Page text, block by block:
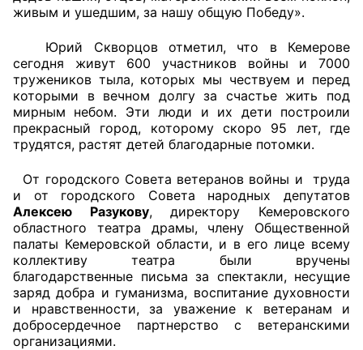
Экспертный совет ОП КО
Совет ОП КО
Общественный штаб
Члены ОП КО
Документы ОП КО
Регламент ОП КО
Кодекс этики ОП КО
Положения
Соглашения
Рекомендации
живым и ушедшим, за нашу общую Победу».
Юрий Скворцов отметил, что в Кемерове
сегодня живут 600 участников войны и 7000
тружеников тыла, которых мы чествуем и перед
которыми в вечном долгу за счастье жить под
мирным небом. Эти люди и их дети построили
прекрасный город, которому скоро 95 лет, где
трудятся, растят детей благодарные потомки.
От городского Совета ветеранов войны и труда
и от городского Совета народных депутатов
Алексею Разукову, директору Кемеровского
областного театра драмы, члену Общественной
палаты Кемеровской области, и в его лице всему
коллективу театра были вручены
благодарственные письма за спектакли, несущие
заряд добра и гуманизма, воспитание духовности
и нравственности, за уважение к ветеранам и
добросердечное партнерство с ветеранскими
организациями.